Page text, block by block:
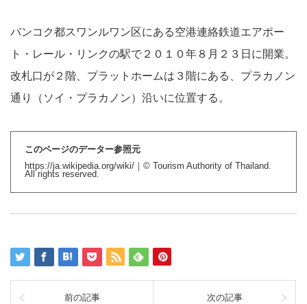
バンコク都スワンルワン区にある空港連絡鉄道エアポー
ト・レール・リンクの駅で２０１０年８月２３日に開業。
改札口が２階、プラットホームは３階にある、プラカノン
通り（ソイ・プラカノン）沿いに位置する。
このページのデーター参照元
https://ja.wikipedia.org/wiki/｜© Tourism Authority of Thailand.
All rights reserved.
前の記事 次の記事